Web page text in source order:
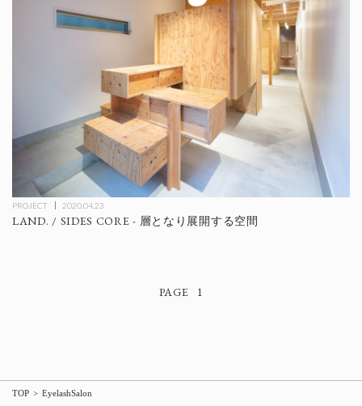
PROJECT 2020.04.23
LAND. / SIDES CORE - 層となり展開する空間
1
TOP EyelashSalon